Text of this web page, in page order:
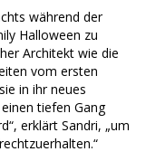
während der
Halloween zu
Architekt wie die
vom ersten
in ihr neues
tiefen Gang
erklärt Sandri, „um